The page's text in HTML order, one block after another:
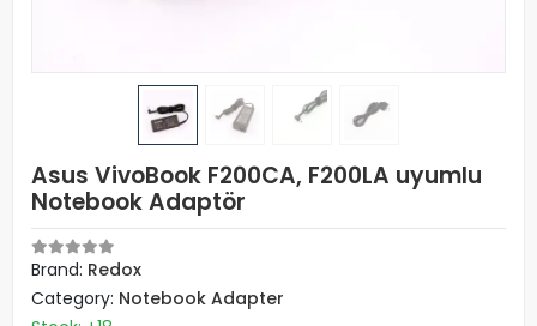
Asus VivoBook F200CA, F200LA uyumlu
Notebook Adaptör
Brand: Redox
Category: Notebook Adapter